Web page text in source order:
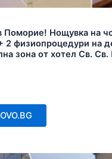
Нощувка на
2 физиопроцедури на
зона от хотел Св. Св.